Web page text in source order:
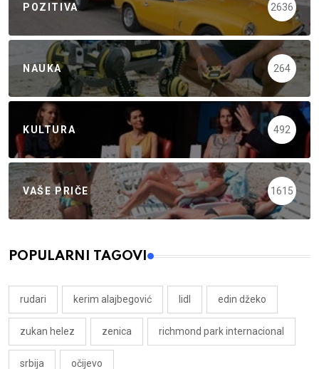
POZITIVA 2636
NAUKA 264
KULTURA 492
VAŠE PRIČE 1615
POPULARNI TAGOVI
rudari kerim alajbegović lidl edin džeko
zukan helez zenica richmond park internacional
srbija očijevo